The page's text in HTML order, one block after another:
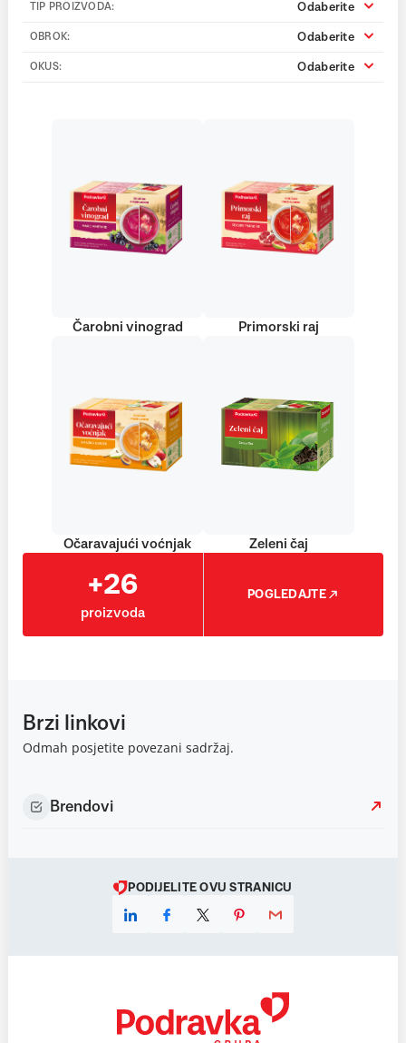
TIP PROIZVODA: Odaberite
OBROK: Odaberite
OKUS: Odaberite
Čarobni vinograd Primorski raj
Očaravajući voćnjak Zeleni čaj
+26
proizvoda
POGLEDAJTE
Brzi linkovi
Odmah posjetite povezani sadržaj.
Brendovi
PODIJELITE OVU STRANICU